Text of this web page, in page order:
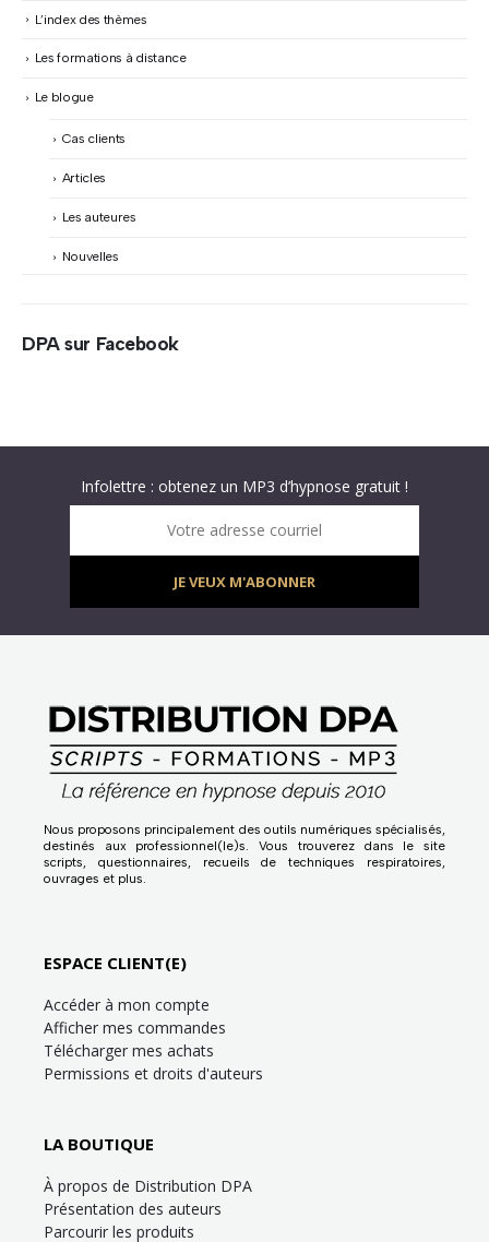
L’index des thèmes
Les formations à distance
Le blogue
Cas clients
Articles
Les auteures
Nouvelles
DPA sur Facebook
Infolettre : obtenez un MP3 d’hypnose gratuit !
Votre adresse courriel
JE VEUX M'ABONNER
Nous proposons principalement des outils numériques spécialisés,
destinés aux professionnel(le)s. Vous trouverez dans le site
scripts, questionnaires, recueils de techniques respiratoires,
ouvrages et plus.
ESPACE CLIENT(E)
Accéder à mon compte
Afficher mes commandes
Télécharger mes achats
Permissions et droits d'auteurs
LA BOUTIQUE
À propos de Distribution DPA
Présentation des auteurs
Parcourir les produits